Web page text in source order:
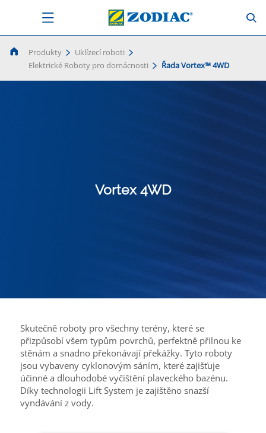
Produkty
Uklízecí roboti
Elektrické Roboty pro domácnosti
Řada Vortex™ 4WD
Vortex 4WD
Skutečně roboty pro všechny terény, které se
přizpůsobí všem typům povrchů, perfektně přilnou ke
stěnám a snadno překonávají překážky. Tyto roboty
jsou vybaveny cyklonovým sáním, které zajišťuje
účinné a dlouhodobé vyčištění plaveckého bazénu.
Díky technologii Lift System je zajištěno snazší
vyndávání z vody.